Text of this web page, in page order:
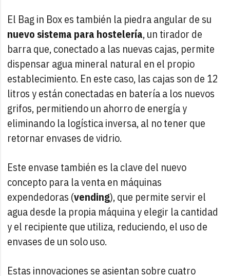
El Bag in Box es también la piedra angular de su
nuevo sistema para hostelería, un tirador de
barra que, conectado a las nuevas cajas, permite
dispensar agua mineral natural en el propio
establecimiento. En este caso, las cajas son de 12
litros y están conectadas en batería a los nuevos
grifos, permitiendo un ahorro de energía y
eliminando la logística inversa, al no tener que
retornar envases de vidrio.
Este envase también es la clave del nuevo
concepto para la venta en máquinas
expendedoras (vending), que permite servir el
agua desde la propia máquina y elegir la cantidad
y el recipiente que utiliza, reduciendo, el uso de
envases de un solo uso.
Estas innovaciones se asientan sobre cuatro